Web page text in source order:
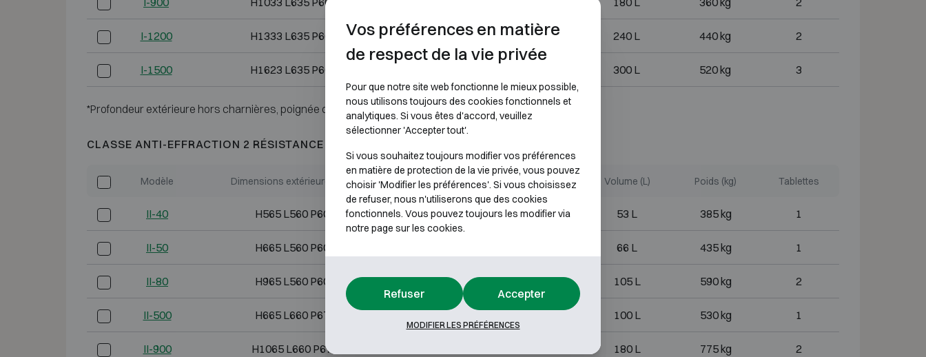
I-1200 H1333 L635 P601 H1200 L500 P400 240 L 440 kg 2
I-1500 H1623 L635 P601 300 L 520 kg 3
*Profondeur extérieure hors charnières, poignée ou serrure.
CLASSE ANTI-EFFRACTION 2 RÉSISTANCE AU FEU 60P
Modèle Dimensions extérieures (mm) Dimensions internes (mm) Volume (L) Poids (kg) Tablettes
II-40 H565 L560 P600 H400 L400 P330 53 L 385 kg 1
II-50 H665 L560 P600 66 L 435 kg 1
II-80 H965 L560 P600 H800 L400 P330 105 L 590 kg 2
II-500 H665 L660 P670 100 L 530 kg 1
II-900 H1065 L660 P670 180 L 775 kg 2
Vos préférences en matière
de respect de la vie privée
Pour que notre site web fonctionne le mieux possible,
nous utilisons toujours des cookies fonctionnels et
analytiques. Si vous êtes d'accord, veuillez
sélectionner 'Accepter tout'.
Si vous souhaitez toujours modifier vos préférences
en matière de protection de la vie privée, vous pouvez
choisir 'Modifier les préférences'. Si vous choisissez
de refuser, nous n'utiliserons que des cookies
fonctionnels. Vous pouvez toujours les modifier via
notre page sur les cookies.
Refuser Accepter
MODIFIER LES PRÉFÉRENCES